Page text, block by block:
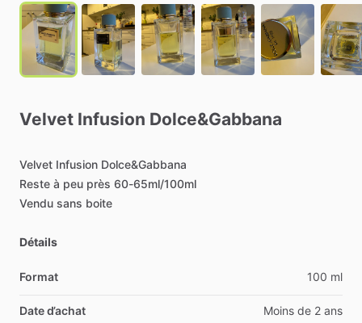
Velvet Infusion Dolce&Gabbana
Velvet Infusion Dolce&Gabbana
Reste à peu près 60-65ml​/​100ml
Vendu sans boite
Détails
Format 100 ml
Date d’achat Moins de 2 ans